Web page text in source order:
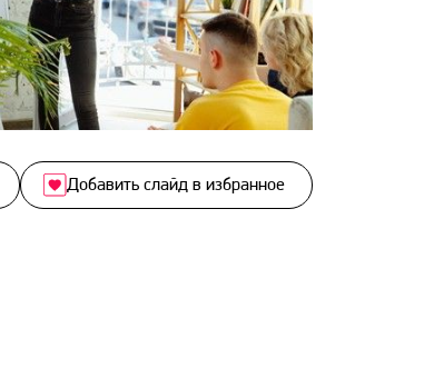
Добавить слайд в избранное